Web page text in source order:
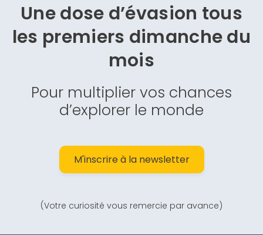
Une dose d’évasion tous
les premiers dimanche du
mois
Pour multiplier vos chances
d’explorer le monde
M'inscrire à la newsletter
(Votre curiosité vous remercie par avance)